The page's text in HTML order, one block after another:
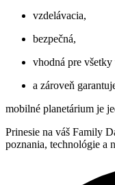
vzdelávacia,
bezpečná,
vhodná pre všetky
a zároveň
mobilné planetárium je
Prinesie na váš Family
poznania, technológie a